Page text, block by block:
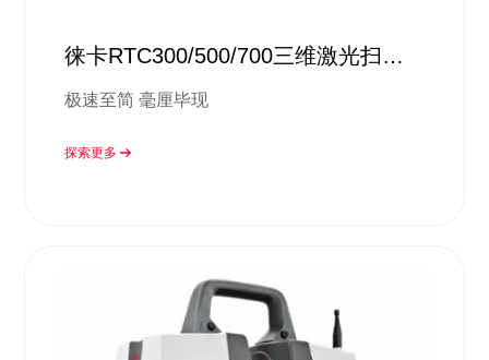
徕卡RTC300/500/700三维激光扫描
极速至简 毫厘毕现
探索更多